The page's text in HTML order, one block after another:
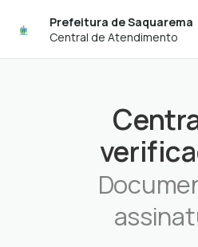
Prefeitura de Saquarema
Central de Atendimento